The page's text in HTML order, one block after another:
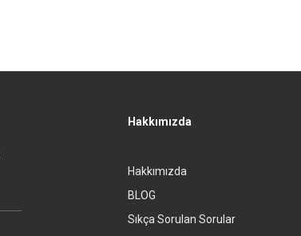
Hakkımızda
Hakkımızda
BLOG
Sıkça Sorulan Sorular